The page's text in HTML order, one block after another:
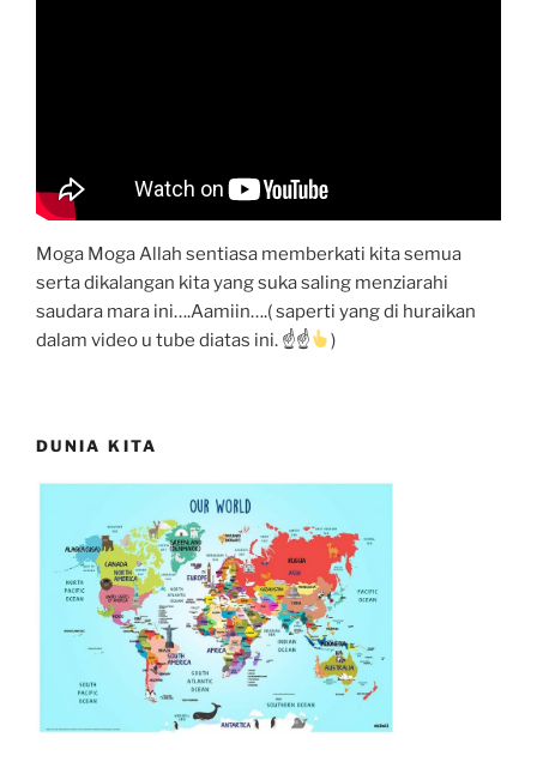
Moga Moga Allah sentiasa memberkati kita semua
serta dikalangan kita yang suka saling menziarahi
saudara mara ini….Aamiin….( saperti yang di huraikan
dalam video u tube diatas ini. ☝☝ )
DUNIA KITA